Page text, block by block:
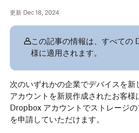
更新 Dec 18, 2024
この記事の情報は、すべての
様に適用されます。
次のいずれかの企業でデバイスを新
アカウントを新規作成されたお客様
Dropbox アカウントでストレージ
を申請していただけます。